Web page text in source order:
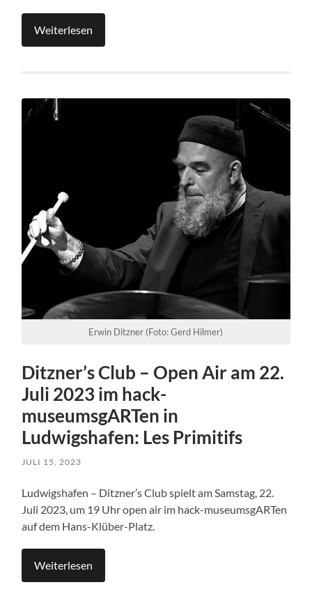
Weiterlesen
Erwin Ditzner (Foto: Gerd Hilmer)
Ditzner’s Club – Open Air am 22.
Juli 2023 im hack-
museumsgARTen in
Ludwigshafen: Les Primitifs
JULI 15, 2023
Ludwigshafen – Ditzner’s Club spielt am Samstag, 22.
Juli 2023, um 19 Uhr open air im hack-museumsgARTen
auf dem Hans-Klüber-Platz.
Weiterlesen